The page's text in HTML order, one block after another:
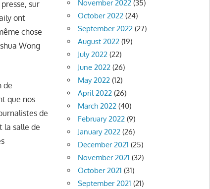
sur
ont
chose
Wong
de
que nos
de
la salle de
November 2022 (35)
October 2022 (24)
September 2022 (27)
August 2022 (19)
July 2022 (22)
June 2022 (26)
May 2022 (12)
April 2022 (26)
March 2022 (40)
February 2022 (9)
January 2022 (26)
December 2021 (25)
November 2021 (32)
October 2021 (31)
September 2021 (21)